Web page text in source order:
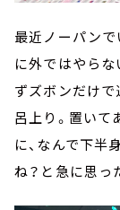
最近ノーパンで
に外ではやら
ずズボンだけ
呂上り。置い
に、なんで下半
ね？と急に思っ